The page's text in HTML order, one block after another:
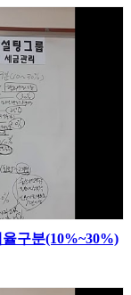
구분(10%~30%)